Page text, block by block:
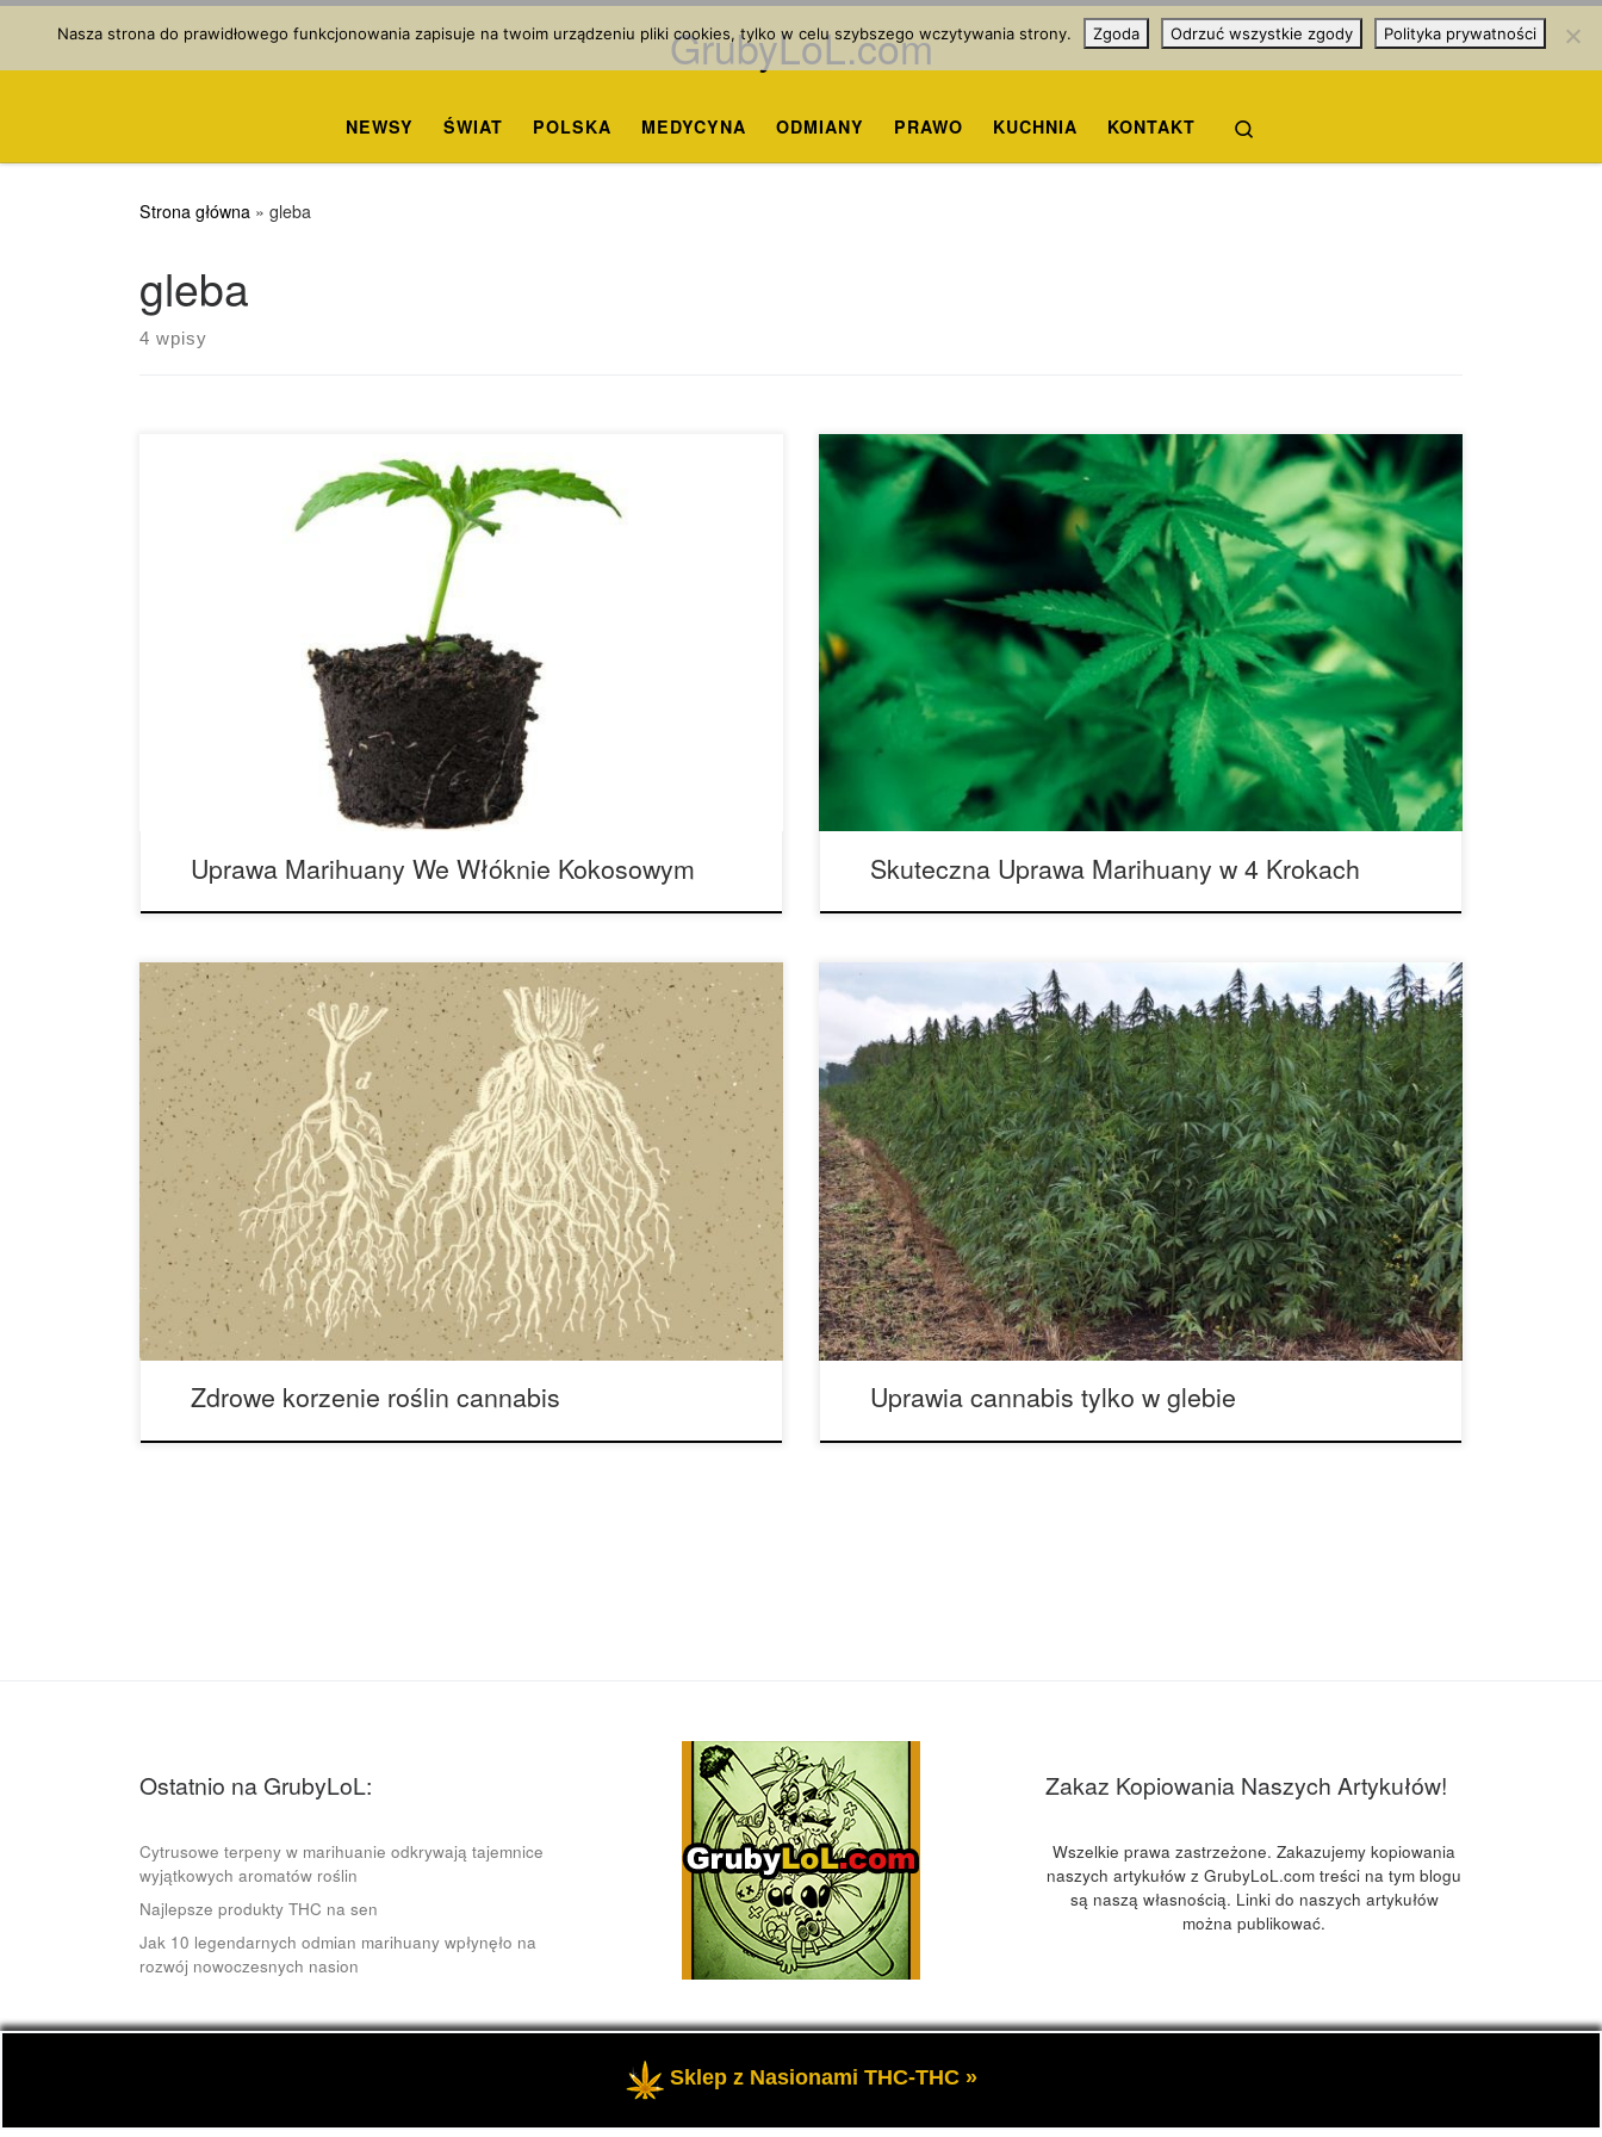
Przejdź do treści GrubyLoL.com
NEWSY ŚWIAT POLSKA MEDYCYNA ODMIANY PRAWO KUCHNIA KONTAKT
Strona główna » gleba
gleba
4 wpisy
Kokos to obojętne podłoże do uprawy, które nie zawiera żadnych składników
odżywczych i pochodzi z włosków łupin orzecha kokosowego. Po umyciu i
potraktowaniu solami kokos jest uniwersalnym podłożem do uprawy, które ma
doskonałe właściwości retencji wody i drenażu, dzięki czemu włókno kokosowe
jest jednym z najlepszych produktów do uprawy roślin. […]
Uprawa Marihuany We Włóknie Kokosowym
Uprawa marihuany generuje wiele wydatków, a rachunki za prąd znajdują się
na szczycie tej listy. Właśnie dlatego postanowiliśmy przygotować artykuł na
temat obszarów, w których każdy hodowca może poprawić wydajność i tym
samym obniżyć koszty końcowe. 1. Pomyśl o szczegółach – już od samego
początku Początkujący hodowcy powinni powstrzymać się […]
Skuteczna Uprawa Marihuany w 4 Krokach
Źródłem zdrowej rośliny cannabis jest zdrowy system korzeniowy. Korzenie
zapewniają sieć zbierającą i przesyłającą wodę, tlen i składniki odżywcze do
rosnących roślin. Te trzy rzeczy wciągane są z gleby do systemu korzeniowego,
a następnie przenoszone do całej rośliny pomagając przeprowadzać proces
fotosyntezy oraz naturalny wzrost roślin. Bez odpowiednio rozwiniętych korzeni
[…]
Zdrowe korzenie roślin cannabis
Dlaczego ten hodowca marihuany uprawia swoje cannabis tylko w glebie – i
nigdy nie stosuje hydroponiki? Hydro lub nie: Każdy hodowca posiada swoje
preferencje. To wielka decyzja, aby wybrać jaki rodzaj uprawy będzie stosować.
Założyciel Honest Marijuana preferuje jednak tylko jedną metodę. „Po prostu
uważam, że marihuana uprawiana w glebie […]
Uprawia cannabis tylko w glebie
Ostatnio na GrubyLoL:
Cytrusowe terpeny w marihuanie odkrywają tajemnice
wyjątkowych aromatów roślin
Najlepsze produkty THC na sen
Jak 10 legendarnych odmian marihuany wpłynęło na
rozwój nowoczesnych nasion
Zakaz Kopiowania Naszych Artykułów!
Wszelkie prawa zastrzeżone. Zakazujemy kopiowania
naszych artykułów z GrubyLoL.com treści na tym blogu
są naszą własnością. Linki do naszych artykułów
można publikować.
- Przedstawia informacje o marihuanie, czyli cannabis blog, kuchnia konopna i wiele innych.
Nasza strona do prawidłowego funkcjonowania zapisuje na twoim urządzeniu pliki cookies, tylko w celu szybszego wczytywania strony. Zgoda Odrzuć wszystkie zgody Polityka prywatności
Sklep z Nasionami THC-THC »